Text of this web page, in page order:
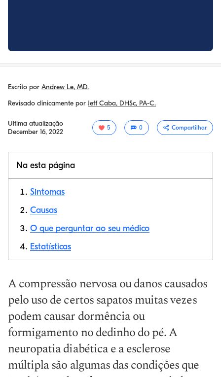
Escrito por Andrew Le, MD.
Revisado clinicamente por Jeff Caba, DHSc, PA-C.
Ultima atualização
December 16, 2022
5 0 Compartilhar
Na esta página
Sintomas
Causas
O que perguntar ao seu médico
Estatísticas
A compressão nervosa ou danos causados
pelo uso de certos sapatos muitas vezes
podem causar dormência ou
formigamento no dedinho do pé. A
neuropatia diabética e a esclerose
múltipla são algumas das condições que